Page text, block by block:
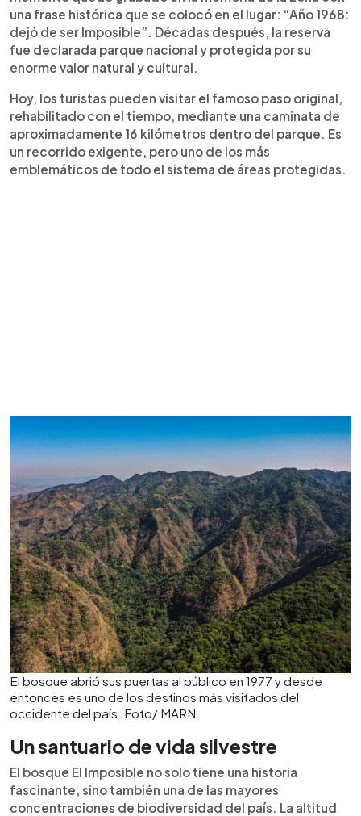
una frase histórica que se colocó en el lugar: “Año 1968:
dejó de ser Imposible”. Décadas después, la reserva
fue declarada parque nacional y protegida por su
enorme valor natural y cultural.
Hoy, los turistas pueden visitar el famoso paso original,
rehabilitado con el tiempo, mediante una caminata de
aproximadamente 16 kilómetros dentro del parque. Es
un recorrido exigente, pero uno de los más
emblemáticos de todo el sistema de áreas protegidas.
El bosque abrió sus puertas al público en 1977 y desde
entonces es uno de los destinos más visitados del
occidente del país. Foto/ MARN
Un santuario de vida silvestre
El bosque El Imposible no solo tiene una historia
fascinante, sino también una de las mayores
concentraciones de biodiversidad del país. La altitud